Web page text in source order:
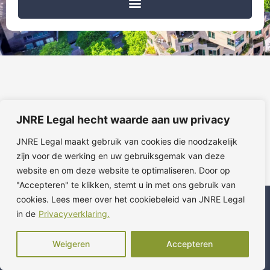
JNRE Legal hecht waarde aan uw privacy
JNRE Legal maakt gebruik van cookies die noodzakelijk
zijn voor de werking en uw gebruiksgemak van deze
website en om deze website te optimaliseren. Door op
"Accepteren" te klikken, stemt u in met ons gebruik van
cookies. Lees meer over het cookiebeleid van JNRE Legal
in de Privacyverklaring.
Weigeren Accepteren
Algemene voorwaardenPrivacyverklaring Klachtenregeling